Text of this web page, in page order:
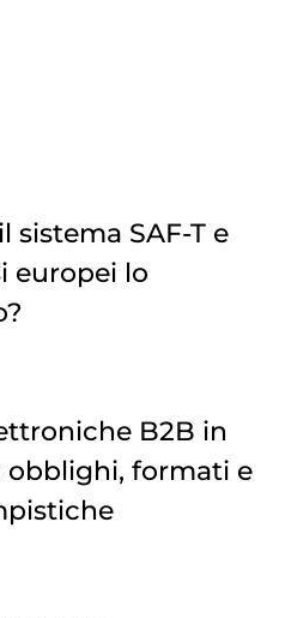
sistema SAF-T e
europei lo
B2B in
obblighi, formati e